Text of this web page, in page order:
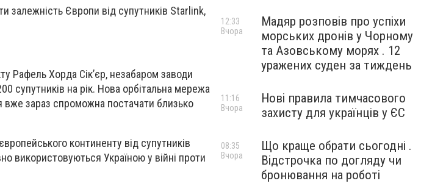
Європи від супутників Starlink,
Рафель Хорда Сік’єр, незабаром заводи
супутників на рік. Нова орбітальна мережа
зараз спроможна постачати близько
континенту від супутників
використовуються Україною у війні проти
Мадяр розповів про успіхи
морських дронів у Чорному
та Азовському морях . 12
уражених суден за тиждень
12:33
Вчора
Нові правила тимчасового
захисту для українців у ЄС
11:16
Вчора
Що краще обрати сьогодні .
Відстрочка по догляду чи
бронювання на роботі
08:35
Вчора